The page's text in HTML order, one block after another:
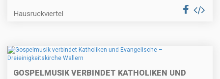
Hausruckviertel
GOSPELMUSIK VERBINDET KATHOLIKEN UND